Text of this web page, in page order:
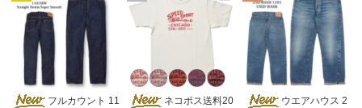
フルカウント 11
ネコポス送料20
ウエアハウス 2